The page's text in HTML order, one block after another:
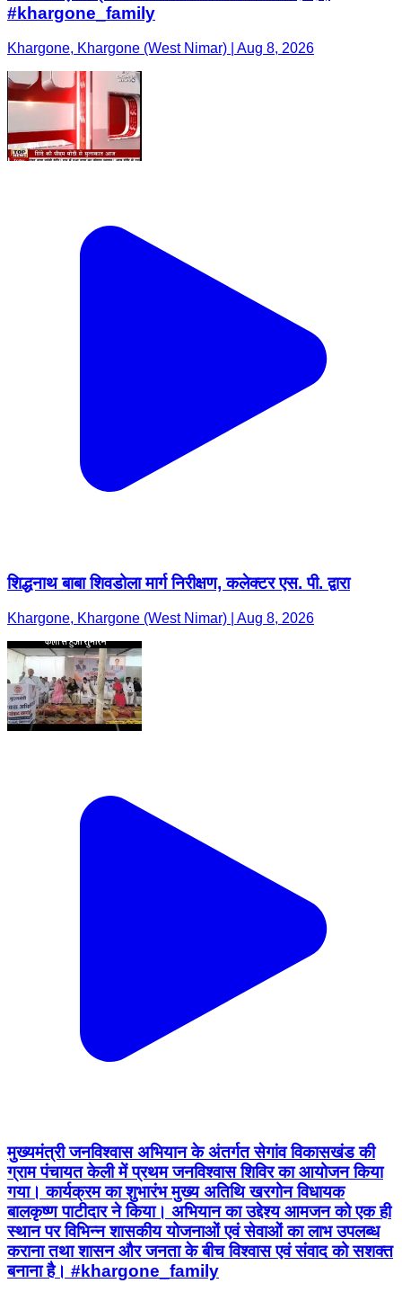
#khargone_family
Khargone, Khargone (West Nimar) | Aug 8, 2026
शिद्धनाथ बाबा शिवडोला मार्ग निरीक्षण, कलेक्टर एस. पी. द्वारा
Khargone, Khargone (West Nimar) | Aug 8, 2026
मुख्यमंत्री जनविश्वास अभियान के अंतर्गत सेगांव विकासखंड की
ग्राम पंचायत केली में प्रथम जनविश्वास शिविर का आयोजन किया
गया। कार्यक्रम का शुभारंभ मुख्य अतिथि खरगोन विधायक
बालकृष्ण पाटीदार ने किया। अभियान का उद्देश्य आमजन को एक ही
स्थान पर विभिन्न शासकीय योजनाओं एवं सेवाओं का लाभ उपलब्ध
कराना तथा शासन और जनता के बीच विश्वास एवं संवाद को सशक्त
बनाना है। #khargone_family